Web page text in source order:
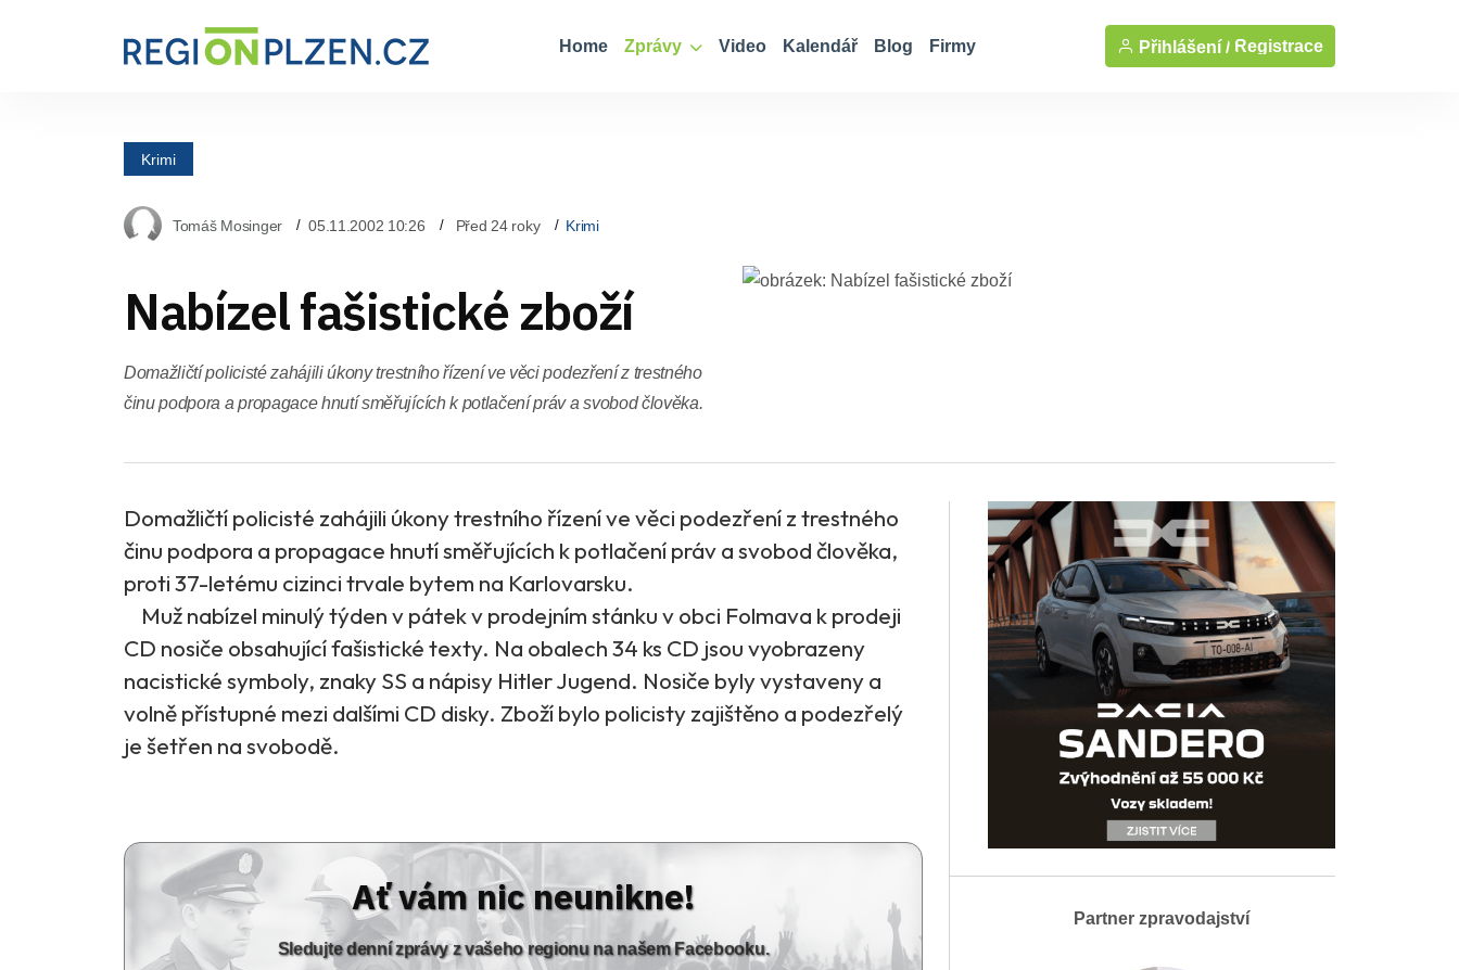
Home Zprávy Video Kalendář Blog Firmy Přihlášení / Registrace
Krimi
Tomáš Mosinger 05.11.2002 10:26 Před 24 roky Krimi
Nabízel fašistické zboží
Domažličtí policisté zahájili úkony trestního řízení ve věci podezření z trestného
činu podpora a propagace hnutí směřujících k potlačení práv a svobod člověka.
Domažličtí policisté zahájili úkony trestního řízení ve věci podezření z trestného
činu podpora a propagace hnutí směřujících k potlačení práv a svobod člověka,
proti 37-letému cizinci trvale bytem na Karlovarsku.
Muž nabízel minulý týden v pátek v prodejním stánku v obci Folmava k prodeji
CD nosiče obsahující fašistické texty. Na obalech 34 ks CD jsou vyobrazeny
nacistické symboly, znaky SS a nápisy Hitler Jugend. Nosiče byly vystaveny a
volně přístupné mezi dalšími CD disky. Zboží bylo policisty zajištěno a podezřelý
je šetřen na svobodě.
Ať vám nic neunikne!
Sledujte denní zprávy z vašeho regionu na našem Facebooku.
Partner zpravodajství